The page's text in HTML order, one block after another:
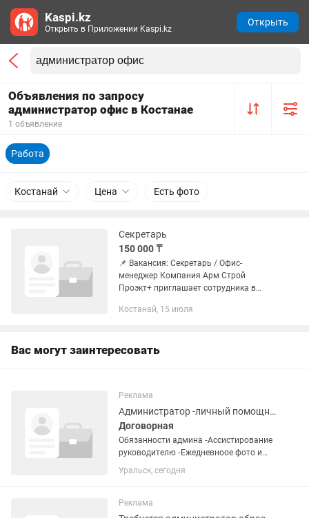
Объявления по запросу
администратор офис в Костанае
1 объявление
Работа
Костанай Цена Есть фото
Секретарь
150 000 ₸
📌 Вакансия: Секретарь / Офис-
менеджер Компания Арм Строй
Проэкт+ приглашает сотрудника в
делать: •Принимать звонки и
Костанай, 15 июля
Вас могут заинтересовать
Реклама
Администратор -личный помощник в образовательный центр
Договорная
Обязанности админа ⁃Ассистирование
руководителю ⁃Ежедневноое фото и
видео съемка уроков учителей школы
⁃Оформление и Выгрузка в сториз и
трендов в...
Уральск, сегодня
Реклама
Kaspi.kz
Открыть в Приложении Kaspi.kz
Открыть